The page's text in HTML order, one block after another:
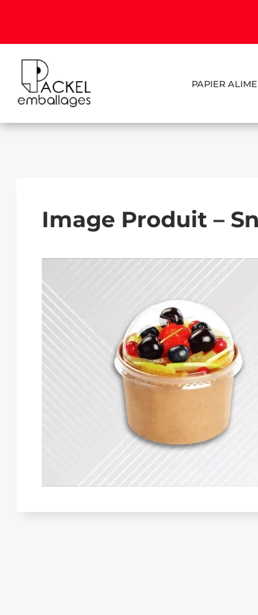
PAPIER
Image Produit –